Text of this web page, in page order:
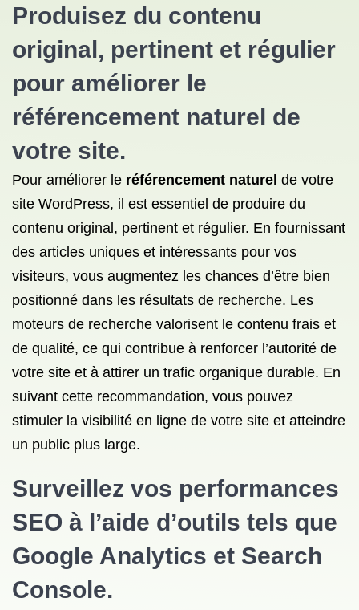
Produisez du contenu
original, pertinent et régulier
pour améliorer le
référencement naturel de
votre site.
Pour améliorer le référencement naturel de votre
site WordPress, il est essentiel de produire du
contenu original, pertinent et régulier. En fournissant
des articles uniques et intéressants pour vos
visiteurs, vous augmentez les chances d’être bien
positionné dans les résultats de recherche. Les
moteurs de recherche valorisent le contenu frais et
de qualité, ce qui contribue à renforcer l’autorité de
votre site et à attirer un trafic organique durable. En
suivant cette recommandation, vous pouvez
stimuler la visibilité en ligne de votre site et atteindre
un public plus large.
Surveillez vos performances
SEO à l’aide d’outils tels que
Google Analytics et Search
Console.